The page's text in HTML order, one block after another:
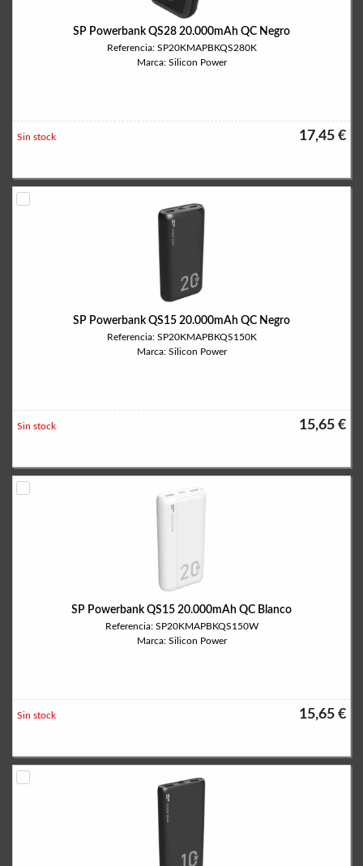
SP Powerbank QS28 20.000mAh QC Negro
Referencia: SP20KMAPBKQS280K
Marca: Silicon Power
17,45 €
Sin stock
SP Powerbank QS15 20.000mAh QC Negro
Referencia: SP20KMAPBKQS150K
Marca: Silicon Power
15,65 €
Sin stock
SP Powerbank QS15 20.000mAh QC Blanco
Referencia: SP20KMAPBKQS150W
Marca: Silicon Power
15,65 €
Sin stock